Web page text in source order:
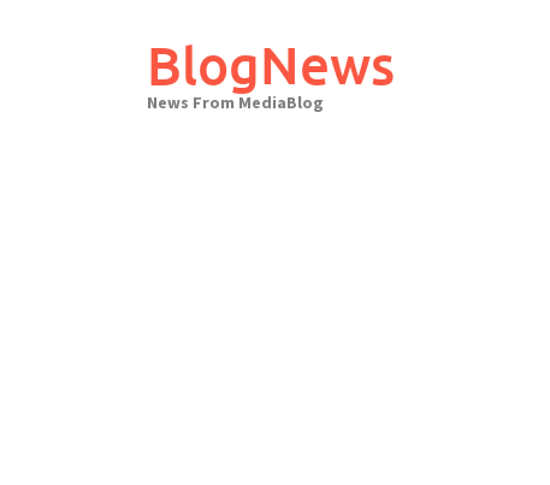
BlogNews
News From MediaBlog